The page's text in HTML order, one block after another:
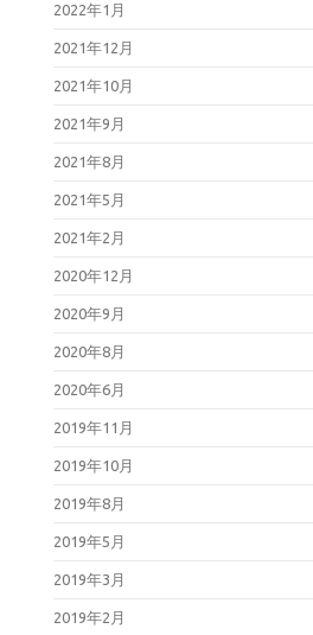
2022年1月
2021年12月
2021年10月
2021年9月
2021年8月
2021年5月
2021年2月
2020年12月
2020年9月
2020年8月
2020年6月
2019年11月
2019年10月
2019年8月
2019年5月
2019年3月
2019年2月